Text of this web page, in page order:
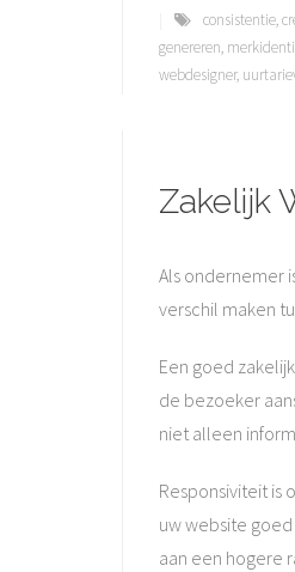
consistentie,
genereren,
webdesigner,
Zakelijk
Als ondernemer
verschil maken
Een goed
de bezoeker
niet alleen
Responsiviteit is
uw website
aan een hogere